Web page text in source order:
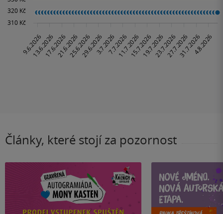
Články, které stojí za pozornost